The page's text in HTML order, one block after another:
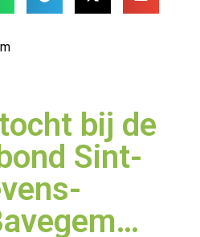
bij de
Sint-